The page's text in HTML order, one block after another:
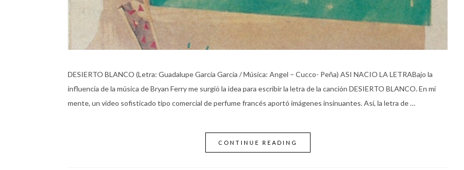
DESIERTO BLANCO (Letra: Guadalupe García García / Música: Angel – Cucco- Peña) ASI NACIO LA LETRABajo la
influencia de la música de Bryan Ferry me surgió la idea para escribir la letra de la canción DESIERTO BLANCO. En mi
mente, un video sofisticado tipo comercial de perfume francés aportó imágenes insinuantes. Así, la letra de …
CONTINUE READING